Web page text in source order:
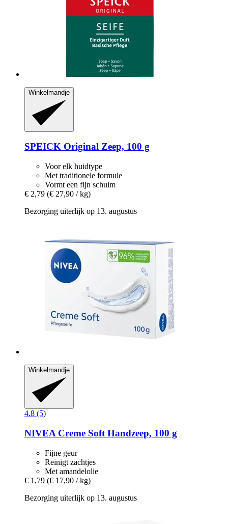
Winkelmandje
SPEICK Original Zeep, 100 g
Voor elk huidtype
Met traditionele formule
Vormt een fijn schuim
€ 2,79 (€ 27,90 / kg)
Bezorging uiterlijk op 13. augustus
Winkelmandje
4.8 (5)
NIVEA Creme Soft Handzeep, 100 g
Fijne geur
Reinigt zachtjes
Met amandelolie
€ 1,79 (€ 17,90 / kg)
Bezorging uiterlijk op 13. augustus